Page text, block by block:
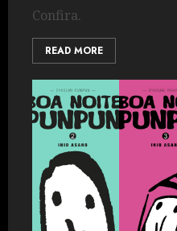
Confira.
READ MORE